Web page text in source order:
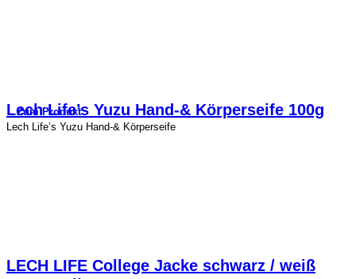
Lech Life’s Yuzu Hand-& Körperseife 100g
Lech Life’s Yuzu Hand-& Körperseife
Zum Produkt
LECH LIFE College Jacke schwarz / weiß